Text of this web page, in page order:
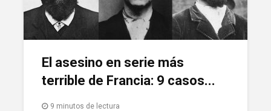
El asesino en serie más
terrible de Francia: 9 casos...
9 minutos de lectura